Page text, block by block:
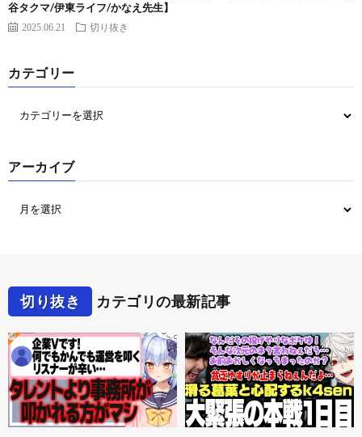
谷タクマ/伊東ライフ/かなえ先生】
2025.06.21 切り抜き
カテゴリー
アーカイブ
切り抜き カテゴリの最新記事